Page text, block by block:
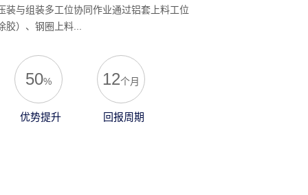
装与组装多工位协同作业通过铝套上料工位
）、钢圈上料...
50%
优势提升
12个月
回报周期